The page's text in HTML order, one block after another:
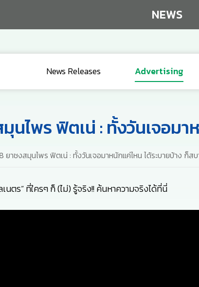
NEWS
News Releases Advertising
นไพร ฟิตเน่ : ทั้งวันเจอม
ยาชงสมุนไพร ฟิตเน่ : ทั้งวันเจอมาหนักแค่ไหน ได้ระบายบ้าง ก็ส
นตร” ที่ใครๆ ก็ (ไม่) รู้จริง!! ค้นหาความจริงได้ที่นี่